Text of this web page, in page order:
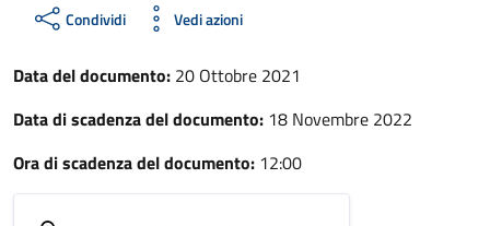
Condividi Vedi azioni
Data del documento: 20 Ottobre 2021
Data di scadenza del documento: 18 Novembre 2022
Ora di scadenza del documento: 12:00